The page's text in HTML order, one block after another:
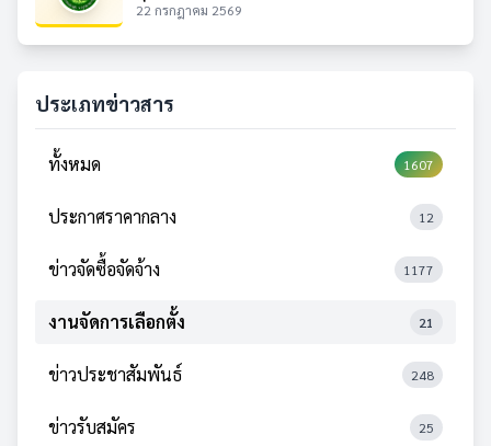
22 กรกฎาคม 2569
ประเภทข่าวสาร
ทั้งหมด 1607
ประกาศราคากลาง 12
ข่าวจัดซื้อจัดจ้าง 1177
งานจัดการเลือกตั้ง 21
ข่าวประชาสัมพันธ์ 248
ข่าวรับสมัคร 25